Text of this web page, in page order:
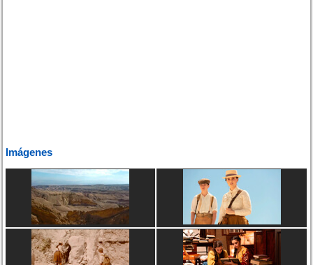
Imágenes